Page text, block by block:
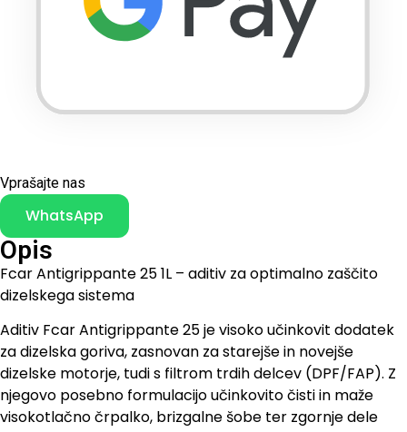
Vprašajte nas
WhatsApp
Opis
Fcar Antigrippante 25 1L – aditiv za optimalno zaščito
dizelskega sistema
Aditiv Fcar Antigrippante 25 je visoko učinkovit dodatek
za dizelska goriva, zasnovan za starejše in novejše
dizelske motorje, tudi s filtrom trdih delcev (DPF/FAP). Z
njegovo posebno formulacijo učinkovito čisti in maže
visokotlačno črpalko, brizgalne šobe ter zgornje dele